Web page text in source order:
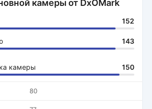
камеры от DxOMark
152
143
камеры 150
80